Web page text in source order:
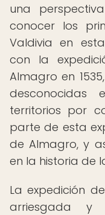
una
conocer los
Valdivia en
con la
Almagro en
territorios por
parte de esta
de Almagro, y
en la historia de
La expedición
arriesgada y